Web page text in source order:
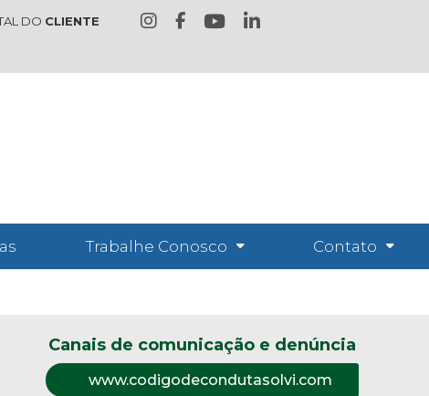
DO CLIENTE
Trabalhe Conosco Contato
Canais de comunicação e denúncia
www.codigodecondutasolvi.com